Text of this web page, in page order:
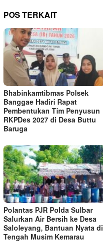
POS TERKAIT
Bhabinkamtibmas Polsek
Banggae Hadiri Rapat
Pembentukan Tim Penyusun
RKPDes 2027 di Desa Buttu
Baruga
Polantas PJR Polda Sulbar
Salurkan Air Bersih ke Desa
Saloleyang, Bantuan Nyata di
Tengah Musim Kemarau